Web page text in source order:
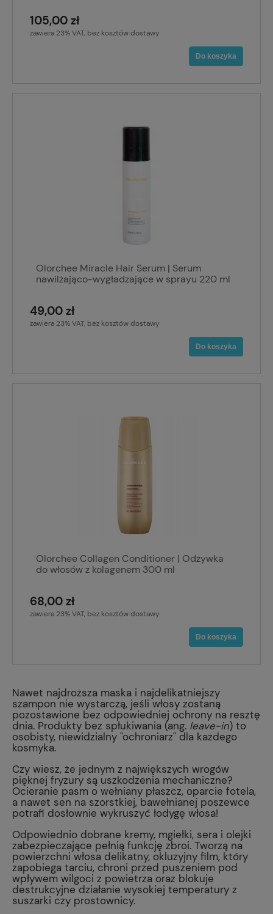
105,00 zł
zawiera 23% VAT, bez kosztów dostawy
Do koszyka
Olorchee Miracle Hair Serum | Serum
nawilżająco-wygładzające w sprayu 220 ml
49,00 zł
zawiera 23% VAT, bez kosztów dostawy
Do koszyka
Olorchee Collagen Conditioner | Odżywka
do włosów z kolagenem 300 ml
68,00 zł
zawiera 23% VAT, bez kosztów dostawy
Do koszyka
Nawet najdroższa maska i najdelikatniejszy
szampon nie wystarczą, jeśli włosy zostaną
pozostawione bez odpowiedniej ochrony na resztę
dnia. Produkty bez spłukiwania (ang. leave-in) to
osobisty, niewidzialny "ochroniarz" dla każdego
kosmyka.
Czy wiesz, że jednym z największych wrogów
pięknej fryzury są uszkodzenia mechaniczne?
Ocieranie pasm o wełniany płaszcz, oparcie fotela,
a nawet sen na szorstkiej, bawełnianej poszewce
potrafi dosłownie wykruszyć łodygę włosa!
Odpowiednio dobrane kremy, mgiełki, sera i olejki
zabezpieczające pełnią funkcję zbroi. Tworzą na
powierzchni włosa delikatny, okluzyjny film, który
zapobiega tarciu, chroni przed puszeniem pod
wpływem wilgoci z powietrza oraz blokuje
destrukcyjne działanie wysokiej temperatury z
suszarki czy prostownicy.